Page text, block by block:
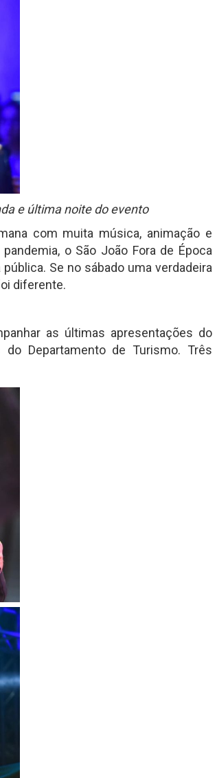
e última noite do evento
com muita música, animação e
o São João Fora de Época
Se no sábado uma verdadeira
diferente.
as últimas apresentações do
do Departamento de Turismo. Três